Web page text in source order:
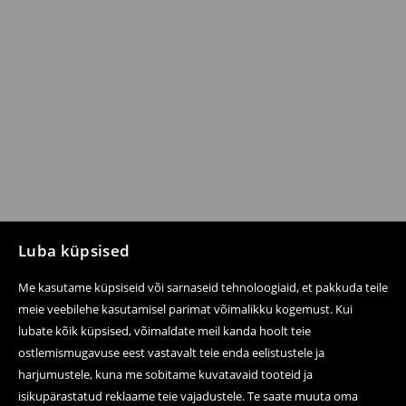
Luba küpsised
Me kasutame küpsiseid või sarnaseid tehnoloogiaid, et pakkuda teile
meie veebilehe kasutamisel parimat võimalikku kogemust. Kui
lubate kõik küpsised, võimaldate meil kanda hoolt teie
ostlemismugavuse eest vastavalt teie enda eelistustele ja
harjumustele, kuna me sobitame kuvatavaid tooteid ja
isikupärastatud reklaame teie vajadustele. Te saate muuta oma